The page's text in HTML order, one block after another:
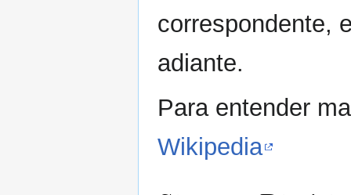
correspondente,
adiante.
Para entender
Wikipedia